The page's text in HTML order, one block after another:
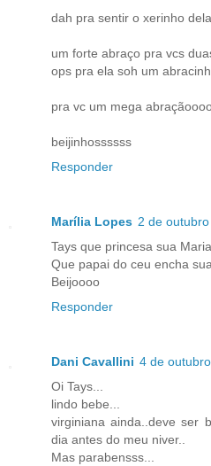
dah pra sentir o xerinho
um forte abraço pra vcs
ops pra ela soh um
pra vc um mega
beijinhossssss
Responder
Marília Lopes 2 de
Tays que princesa sua
Que papai do ceu encha
Beijoooo
Responder
Dani Cavallini 4 de
Oi Tays...
lindo bebe...
virginiana ainda..deve ser
dia antes do meu niver..
Mas parabensss...